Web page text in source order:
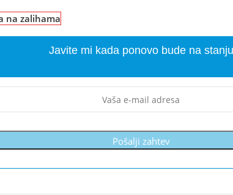
na zalihama
Javite mi kada ponovo bude na stanju
Pošalji zahtev